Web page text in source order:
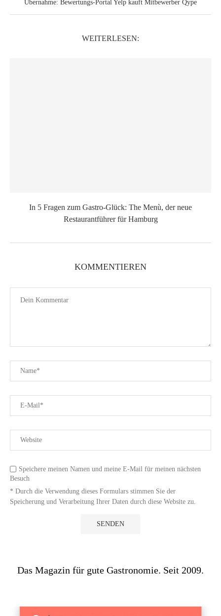
Übernahme: Bewertungs-Portal Yelp kauft Mitbewerber Qype
WEITERLESEN:
In 5 Fragen zum Gastro-Glück: The Menù, der neue
Restaurantführer für Hamburg
KOMMENTIEREN
Speichere meinen Namen und meine E-Mail für meinen nächsten
Besuch
* Durch die Verwendung dieses Formulars stimmen Sie der
Speicherung und Verarbeitung Ihrer Daten durch diese Website zu.
Das Magazin für gute Gastronomie. Seit 2009.